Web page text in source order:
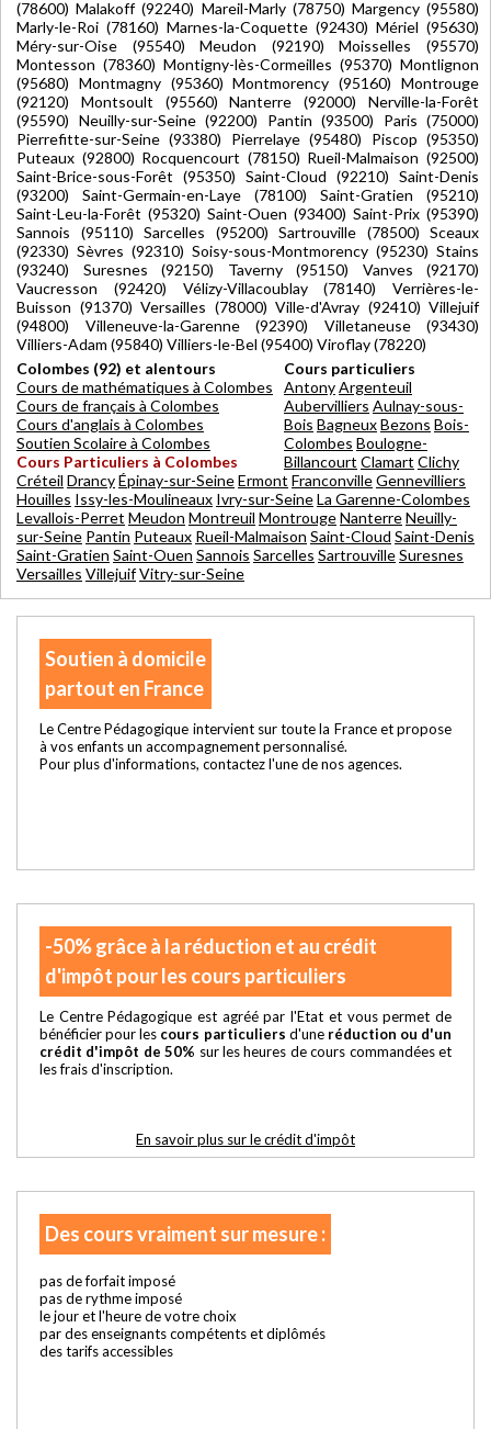
(78600) Malakoff (92240) Mareil-Marly (78750) Margency (95580)
Marly-le-Roi (78160) Marnes-la-Coquette (92430) Mériel (95630)
Méry-sur-Oise (95540) Meudon (92190) Moisselles (95570)
Montesson (78360) Montigny-lès-Cormeilles (95370) Montlignon
(95680) Montmagny (95360) Montmorency (95160) Montrouge
(92120) Montsoult (95560) Nanterre (92000) Nerville-la-Forêt
(95590) Neuilly-sur-Seine (92200) Pantin (93500) Paris (75000)
Pierrefitte-sur-Seine (93380) Pierrelaye (95480) Piscop (95350)
Puteaux (92800) Rocquencourt (78150) Rueil-Malmaison (92500)
Saint-Brice-sous-Forêt (95350) Saint-Cloud (92210) Saint-Denis
(93200) Saint-Germain-en-Laye (78100) Saint-Gratien (95210)
Saint-Leu-la-Forêt (95320) Saint-Ouen (93400) Saint-Prix (95390)
Sannois (95110) Sarcelles (95200) Sartrouville (78500) Sceaux
(92330) Sèvres (92310) Soisy-sous-Montmorency (95230) Stains
(93240) Suresnes (92150) Taverny (95150) Vanves (92170)
Vaucresson (92420) Vélizy-Villacoublay (78140) Verrières-le-
Buisson (91370) Versailles (78000) Ville-d'Avray (92410) Villejuif
(94800) Villeneuve-la-Garenne (92390) Villetaneuse (93430)
Villiers-Adam (95840) Villiers-le-Bel (95400) Viroflay (78220)
Colombes (92) et alentours
Cours de mathématiques à Colombes
Cours de français à Colombes
Cours d'anglais à Colombes
Soutien Scolaire à Colombes
Cours Particuliers à Colombes
Cours particuliers
AntonyArgenteuil
Aubervilliers Aulnay-sous-
Bois BagneuxBezons Bois-
Colombes Boulogne-
Billancourt Clamart Clichy
Créteil DrancyÉpinay-sur-SeineErmont FranconvilleGennevilliers
Houilles Issy-les-Moulineaux Ivry-sur-SeineLa Garenne-Colombes
Levallois-Perret Meudon Montreuil MontrougeNanterreNeuilly-
sur-Seine Pantin Puteaux Rueil-Malmaison Saint-Cloud Saint-Denis
Saint-Gratien Saint-Ouen Sannois Sarcelles SartrouvilleSuresnes
Versailles VillejuifVitry-sur-Seine
Soutien à domicile
partout en France
Le Centre Pédagogique intervient sur toute la France et propose
à vos enfants un accompagnement personnalisé.
Pour plus d'informations, contactez l'une de nos agences.
-50% grâce à la réduction et au crédit
d'impôt pour les cours particuliers
Le Centre Pédagogique est agréé par l'Etat et vous permet de
bénéficier pour les cours particuliers d'une réduction ou d'un
crédit d'impôt de 50% sur les heures de cours commandées et
les frais d'inscription.
En savoir plus sur le crédit d'impôt
Des cours vraiment sur mesure :
pas de forfait imposé
pas de rythme imposé
le jour et l'heure de votre choix
par des enseignants compétents et diplômés
des tarifs accessibles